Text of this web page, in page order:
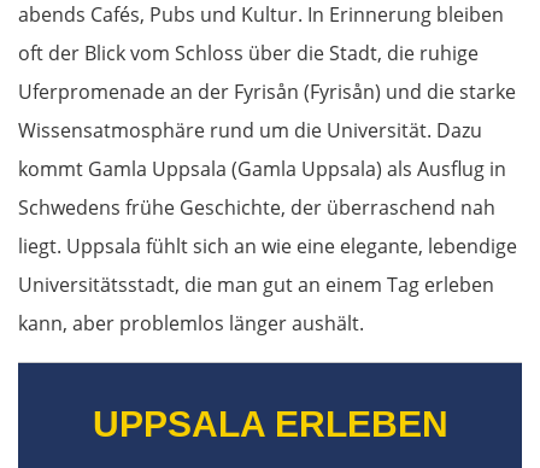
abends Cafés, Pubs und Kultur. In Erinnerung bleiben
oft der Blick vom Schloss über die Stadt, die ruhige
Uferpromenade an der Fyrisån (Fyrisån) und die starke
Wissensatmosphäre rund um die Universität. Dazu
kommt Gamla Uppsala (Gamla Uppsala) als Ausflug in
Schwedens frühe Geschichte, der überraschend nah
liegt. Uppsala fühlt sich an wie eine elegante, lebendige
Universitätsstadt, die man gut an einem Tag erleben
kann, aber problemlos länger aushält.
UPPSALA ERLEBEN
Salacgrīva
Riga
Jelgava
Bauska
Litauen
Ukmergė